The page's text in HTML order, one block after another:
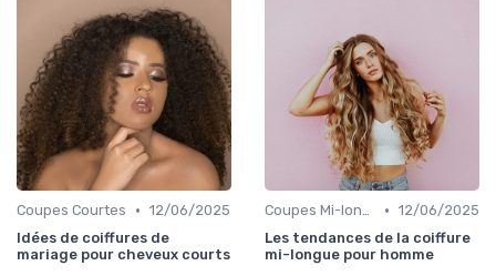
Coupes Courtes • 12/06/2025
Idées de coiffures de
mariage pour cheveux courts
Coupes Mi-longues • 12/06/2025
Les tendances de la coiffure
mi-longue pour homme